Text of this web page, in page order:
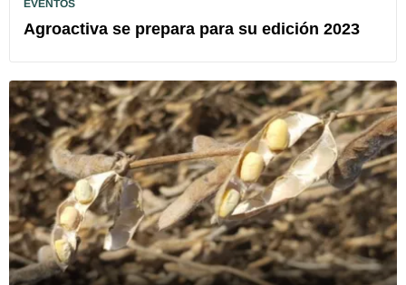
EVENTOS
Agroactiva se prepara para su edición 2023